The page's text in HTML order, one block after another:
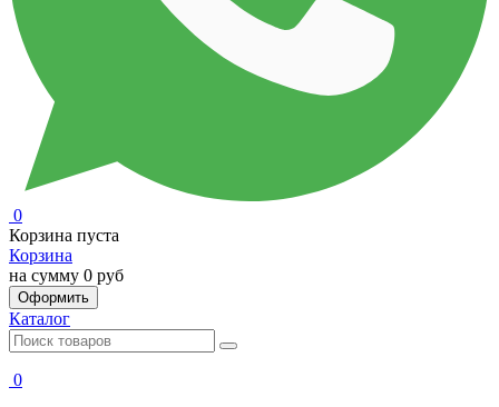
0
Корзина пуста
Корзина
на сумму 0 руб
Оформить
Каталог
0